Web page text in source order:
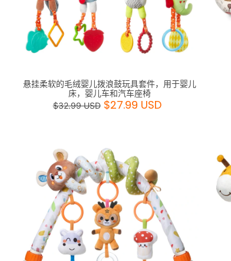
悬挂柔软的毛绒婴儿拨浪鼓玩具套件，用于婴儿
床，婴儿车和汽车座椅
$32.99 USD $27.99 USD